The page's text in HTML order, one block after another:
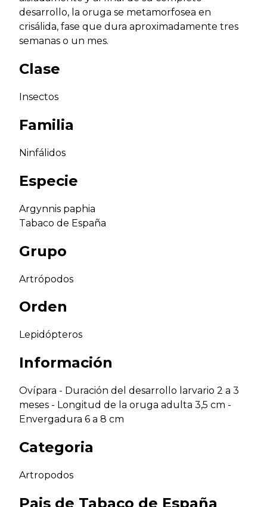
desarrollo, la oruga se metamorfosea en
crisálida, fase que dura aproximadamente tres
semanas o un mes.
Clase
Insectos
Familia
Ninfálidos
Especie
Argynnis paphia
Tabaco de España
Grupo
Artrópodos
Orden
Lepidópteros
Información
Ovípara - Duración del desarrollo larvario 2 a 3
meses - Longitud de la oruga adulta 3,5 cm -
Envergadura 6 a 8 cm
Categoria
Artropodos
Pais de Tabaco de España